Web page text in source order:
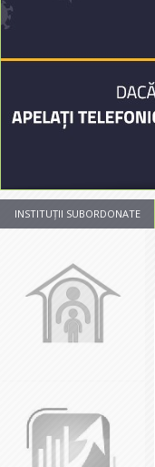
INSTITUȚII SUBORDONATE